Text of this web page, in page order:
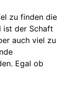
zu finden die
ist der Schaft
auch viel zu
Egal ob